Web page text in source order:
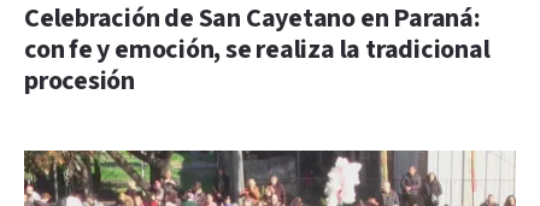
Celebración de San Cayetano en Paraná:
con fe y emoción, se realiza la tradicional
procesión